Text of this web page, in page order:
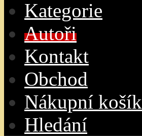
Kategorie
Autoři
Kontakt
Obchod
Nákupní košík
Hledání